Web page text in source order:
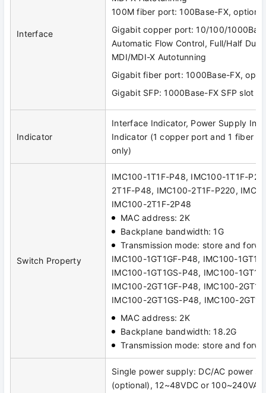
Interface
100M fiber port: 100Base-FX,
Gigabit copper port: 10/100/
Automatic Flow Control, Full/Half
MDI/MDI-X Autotunning
Gigabit fiber port: 1000Base-FX,
Gigabit SFP: 1000Base-FX SFP slot
Indicator
Interface Indicator, Power Supply
Indicator (1 copper port and 1 fiber
only)
Switch Property
IMC100-1T1F-P48, IMC100-1T1F-
2T1F-P48, IMC100-2T1F-P220,
IMC100-2T1F-2P48
MAC address: 2K
Backplane bandwidth: 1G
Transmission mode: store and
IMC100-1GT1GF-P48, IMC100-
IMC100-1GT1GS-P48, IMC100-
IMC100-2GT1GF-P48, IMC100-
IMC100-2GT1GS-P48, IMC100-
MAC address: 2K
Backplane bandwidth: 18.2G
Transmission mode: store and
Single power supply: DC/AC power
(optional), 12~48VDC or